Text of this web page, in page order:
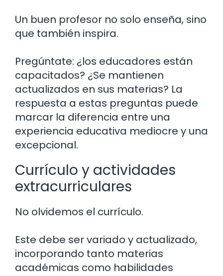
Un buen profesor no solo enseña, sino
que también inspira.
Pregúntate: ¿los educadores están
capacitados? ¿Se mantienen
actualizados en sus materias? La
respuesta a estas preguntas puede
marcar la diferencia entre una
experiencia educativa mediocre y una
excepcional.
Currículo y actividades
extracurriculares
No olvidemos el currículo.
Este debe ser variado y actualizado,
incorporando tanto materias
académicas como habilidades